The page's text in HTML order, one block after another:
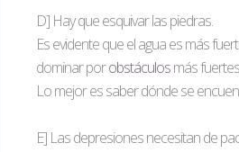
D] Hay que esquivar las piedras.
Es evidente que el agua es más
dominar porobstáculosmás
Lo mejor es saber dónde se
E] Las depresiones necesitan de